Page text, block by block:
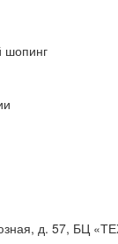
шопинг
д. 57, БЦ